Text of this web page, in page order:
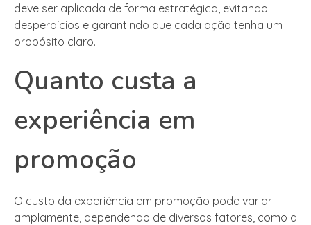
deve ser aplicada de forma estratégica, evitando
desperdícios e garantindo que cada ação tenha um
propósito claro.
Quanto custa a
experiência em
promoção
O custo da experiência em promoção pode variar
amplamente, dependendo de diversos fatores, como a